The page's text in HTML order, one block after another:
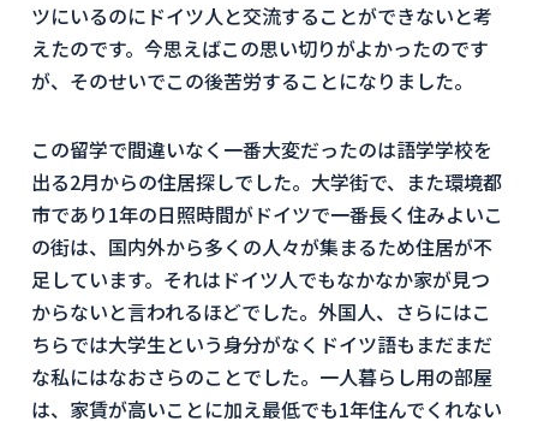
ツにいるのにドイツ人と交流することができないと考
えたのです。今思えばこの思い切りがよかったのです
が、そのせいでこの後苦労することになりました。
この留学で間違いなく一番大変だったのは語学学校を
出る2月からの住居探しでした。大学街で、また環境都
市であり1年の日照時間がドイツで一番長く住みよいこ
の街は、国内外から多くの人々が集まるため住居が不
足しています。それはドイツ人でもなかなか家が見つ
からないと言われるほどでした。外国人、さらにはこ
ちらでは大学生という身分がなくドイツ語もまだまだ
な私にはなおさらのことでした。一人暮らし用の部屋
は、家賃が高いことに加え最低でも1年住んでくれない